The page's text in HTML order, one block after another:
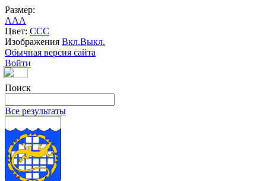
Размер:
AAA
Цвет: CCC
Изображения Вкл.Выкл.
Обычная версия сайта
Войти
Поиск
Все результаты